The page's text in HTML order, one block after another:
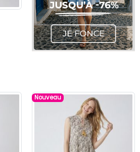
Nouveau